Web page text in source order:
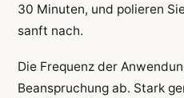
30 Minuten, und polieren
sanft nach.
Die Frequenz der
Beanspruchung ab. Stark